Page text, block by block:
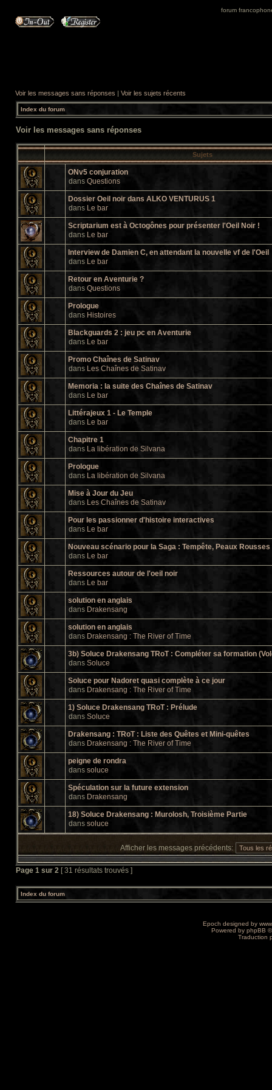
forum
Voir les messages sans réponses | Voir les sujets récents
Index du forum
Voir les messages sans réponses
Sujets
ONv5 conjuration
dans Questions
Dossier Oeil noir dans ALKO VENTURUS 1
dans Le bar
Scriptarium est à Octogônes pour présenter l'Oeil Noir !
dans Le bar
Interview de Damien C, en attendant la nouvelle vf de l'Oeil
dans Le bar
Retour en Aventurie ?
dans Questions
Prologue
dans Histoires
Blackguards 2 : jeu pc en Aventurie
dans Le bar
Promo Chaînes de Satinav
dans Les Chaînes de Satinav
Memoria : la suite des Chaînes de Satinav
dans Le bar
Littérajeux 1 - Le Temple
dans Le bar
Chapitre 1
dans La libération de Silvana
Prologue
dans La libération de Silvana
Mise à Jour du Jeu
dans Les Chaînes de Satinav
Pour les passionner d'histoire interactives
dans Le bar
Nouveau scénario pour la Saga : Tempête, Peaux Rousses
dans Le bar
Ressources autour de l'oeil noir
dans Le bar
solution en anglais
dans Drakensang
solution en anglais
dans Drakensang : The River of Time
3b) Soluce Drakensang TRoT : Compléter sa formation
dans Soluce
Soluce pour Nadoret quasi complète à ce jour
dans Drakensang : The River of Time
1) Soluce Drakensang TRoT : Prélude
dans Soluce
Drakensang : TRoT : Liste des Quêtes et Mini-quêtes
dans Drakensang : The River of Time
peigne de rondra
dans soluce
Spéculation sur la future extension
dans Drakensang
18) Soluce Drakensang : Murolosh, Troisième Partie
dans soluce
Afficher les messages précédents:
Page 1 sur 2 [ 31 résultats trouvés ]
Index du forum
Epoch designed by
Powered by phpBB
Traduction